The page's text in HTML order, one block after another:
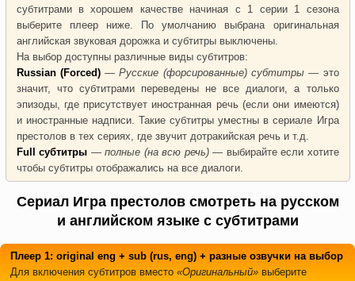
субтитрами в хорошем качестве начиная с 1 серии 1 сезона
выберите плеер ниже. По умолчанию выбрана оригинальная
английская звуковая дорожка и субтитры выключены.
На выбор доступны различные виды субтитров:
Russian (Forced)—Русские (форсированные) субтитры— это
значит, что субтитрами переведены не все диалоги, а только
эпизоды, где присутствует иностранная речь (если они имеются)
и иностранные надписи. Такие субтитры уместны в сериале Игра
престолов в тех сериях, где звучит дотракийская речь и т.д.
Full субтитры — полные (на всю речь)— выбирайте если хотите
чтобы субтитры отображались на все диалоги.
Сериал Игра престолов смотреть на русском
и английском языке с субтитрами
Плеер 1: original eng + sub (rus, eng) + разные озвучки на выбор
Для включения субтитров вместо «Оригинальный» выберите